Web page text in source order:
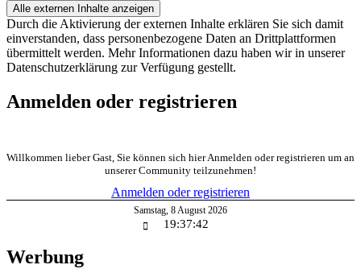
Alle externen Inhalte anzeigen
Durch die Aktivierung der externen Inhalte erklären Sie sich damit
einverstanden, dass personenbezogene Daten an Drittplattformen
übermittelt werden. Mehr Informationen dazu haben wir in unserer
Datenschutzerklärung zur Verfügung gestellt.
Anmelden oder registrieren
Willkommen lieber Gast, Sie können sich hier Anmelden oder registrieren um an
unserer Community teilzunehmen!
Anmelden oder registrieren
Samstag 8 August 2026
19:37:43
Werbung